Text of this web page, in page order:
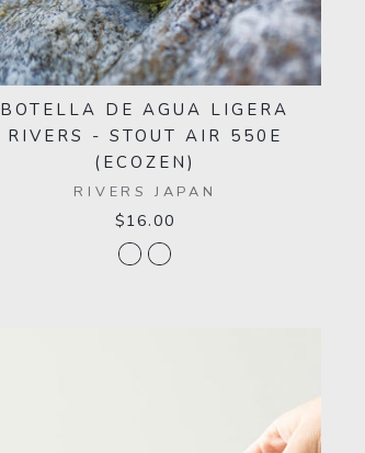
BOTELLA DE AGUA LIGERA
RIVERS - STOUT AIR 550E
(ECOZEN)
RIVERS JAPAN
$16.00